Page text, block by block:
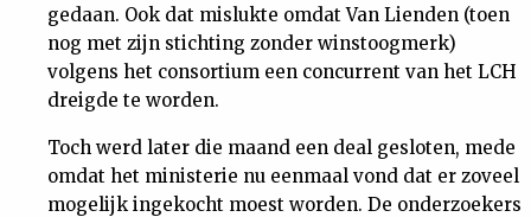
gedaan. Ook dat mislukte omdat Van Lienden (toen
nog met zijn stichting zonder winstoogmerk)
volgens het consortium een concurrent van het LCH
dreigde te worden.
Toch werd later die maand een deal gesloten, mede
omdat het ministerie nu eenmaal vond dat er zoveel
mogelijk ingekocht moest worden. De onderzoekers